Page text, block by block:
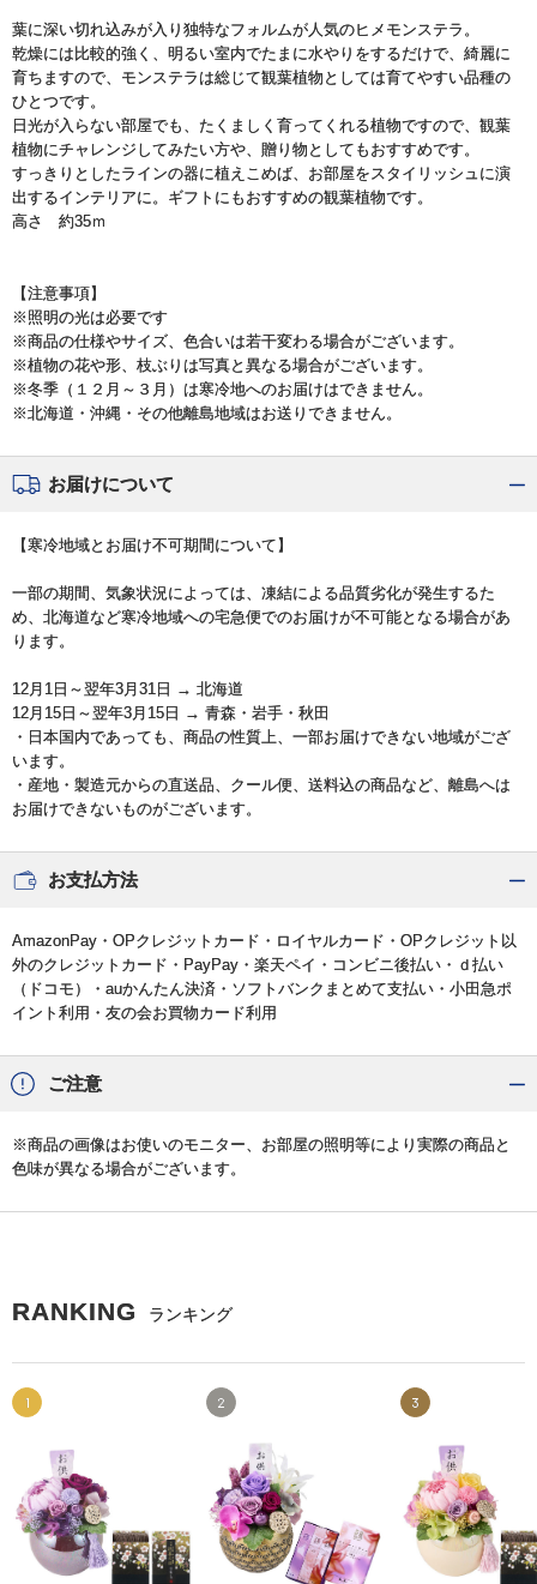
葉に深い切れ込みが入り独特なフォルムが人気のヒメモンステラ。
乾燥には比較的強く、明るい室内でたまに水やりをするだけで、綺麗に
育ちますので、モンステラは総じて観葉植物としては育てやすい品種の
ひとつです。
日光が入らない部屋でも、たくましく育ってくれる植物ですので、観葉
植物にチャレンジしてみたい方や、贈り物としてもおすすめです。
すっきりとしたラインの器に植えこめば、お部屋をスタイリッシュに演
出するインテリアに。ギフトにもおすすめの観葉植物です。
高さ 約35ｍ
【注意事項】
※照明の光は必要です
※商品の仕様やサイズ、色合いは若干変わる場合がございます。
※植物の花や形、枝ぶりは写真と異なる場合がございます。
※冬季（１２月～３月）は寒冷地へのお届けはできません。
※北海道・沖縄・その他離島地域はお送りできません。
お届けについて
【寒冷地域とお届け不可期間について】
一部の期間、気象状況によっては、凍結による品質劣化が発生するた
め、北海道など寒冷地域への宅急便でのお届けが不可能となる場合があ
ります。
12月1日～翌年3月31日 → 北海道
12月15日～翌年3月15日 → 青森・岩手・秋田
・日本国内であっても、商品の性質上、一部お届けできない地域がござ
います。
・産地・製造元からの直送品、クール便、送料込の商品など、離島へは
お届けできないものがございます。
お支払方法
AmazonPay・OPクレジットカード・ロイヤルカード・OPクレジット以
外のクレジットカード・PayPay・楽天ペイ・コンビニ後払い・ｄ払い
（ドコモ）・auかんたん決済・ソフトバンクまとめて支払い・小田急ポ
イント利用・友の会お買物カード利用
ご注意
※商品の画像はお使いのモニター、お部屋の照明等により実際の商品と
色味が異なる場合がございます。
RANKING ランキング
1 2 3